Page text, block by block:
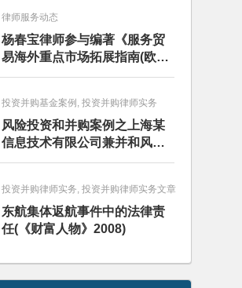
律师服务动态
杨春宝律师参与编著《服务贸
易海外重点市场拓展指南(欧洲
卷·意大利)》
投资并购基金案例, 投资并购律师实务
风险投资和并购案例之上海某
信息技术有限公司兼并和风险
投资服务
投资并购律师实务, 投资并购律师实务文章
东航集体返航事件中的法律责
任(《财富人物》2008)